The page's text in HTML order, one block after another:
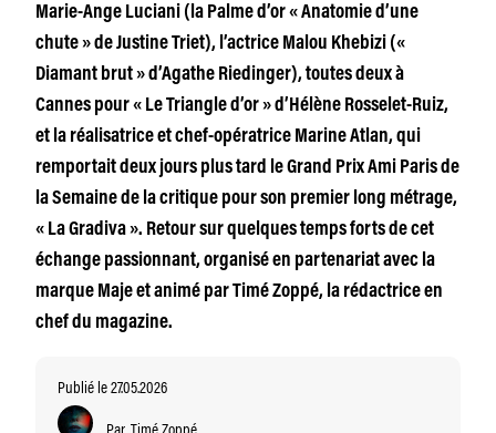
Marie-Ange Luciani (la Palme d’or « Anatomie d’une
chute » de Justine Triet), l’actrice Malou Khebizi («
Diamant brut » d’Agathe Riedinger), toutes deux à
Cannes pour « Le Triangle d’or » d’Hélène Rosselet-Ruiz,
et la réalisatrice et chef-opératrice Marine Atlan, qui
remportait deux jours plus tard le Grand Prix Ami Paris de
la Semaine de la critique pour son premier long métrage,
« La Gradiva ». Retour sur quelques temps forts de cet
échange passionnant, organisé en partenariat avec la
marque Maje et animé par Timé Zoppé, la rédactrice en
chef du magazine.
Publié le 27.05.2026
Par Timé Zoppé